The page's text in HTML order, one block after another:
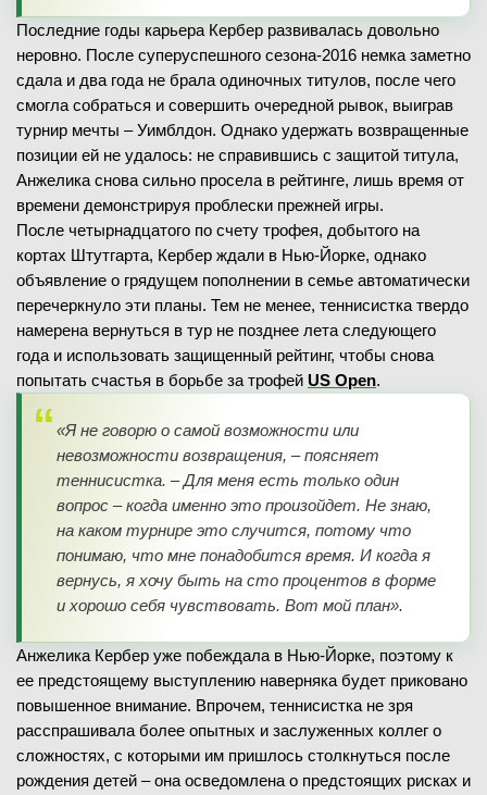
Последние годы карьера Кербер развивалась довольно
неровно. После суперуспешного сезона-2016 немка заметно
сдала и два года не брала одиночных титулов, после чего
смогла собраться и совершить очередной рывок, выиграв
турнир мечты – Уимблдон. Однако удержать возвращенные
позиции ей не удалось: не справившись с защитой титула,
Анжелика снова сильно просела в рейтинге, лишь время от
времени демонстрируя проблески прежней игры.
После четырнадцатого по счету трофея, добытого на
кортах Штутгарта, Кербер ждали в Нью-Йорке, однако
объявление о грядущем пополнении в семье автоматически
перечеркнуло эти планы. Тем не менее, теннисистка твердо
намерена вернуться в тур не позднее лета следующего
года и использовать защищенный рейтинг, чтобы снова
попытать счастья в борьбе за трофей US Open.
«Я не говорю о самой возможности или
невозможности возвращения, – поясняет
теннисистка. – Для меня есть только один
вопрос – когда именно это произойдет. Не знаю,
на каком турнире это случится, потому что
понимаю, что мне понадобится время. И когда я
вернусь, я хочу быть на сто процентов в форме
и хорошо себя чувствовать. Вот мой план».
Анжелика Кербер уже побеждала в Нью-Йорке, поэтому к
ее предстоящему выступлению наверняка будет приковано
повышенное внимание. Впрочем, теннисистка не зря
расспрашивала более опытных и заслуженных коллег о
сложностях, с которыми им пришлось столкнуться после
рождения детей – она осведомлена о предстоящих рисках и